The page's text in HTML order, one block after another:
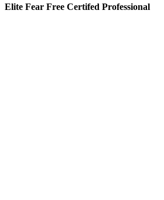
Elite Fear Free Certifed Professional